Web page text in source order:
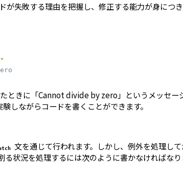
が失敗する理由を把握し、修正する能力が身につ
ときに「Cannot divide by zero」というメッセ
しながらコードを書くことができます。
文を通じて行われます。しかし、例外を処理し
状況を処理するには次のように書かなければなり